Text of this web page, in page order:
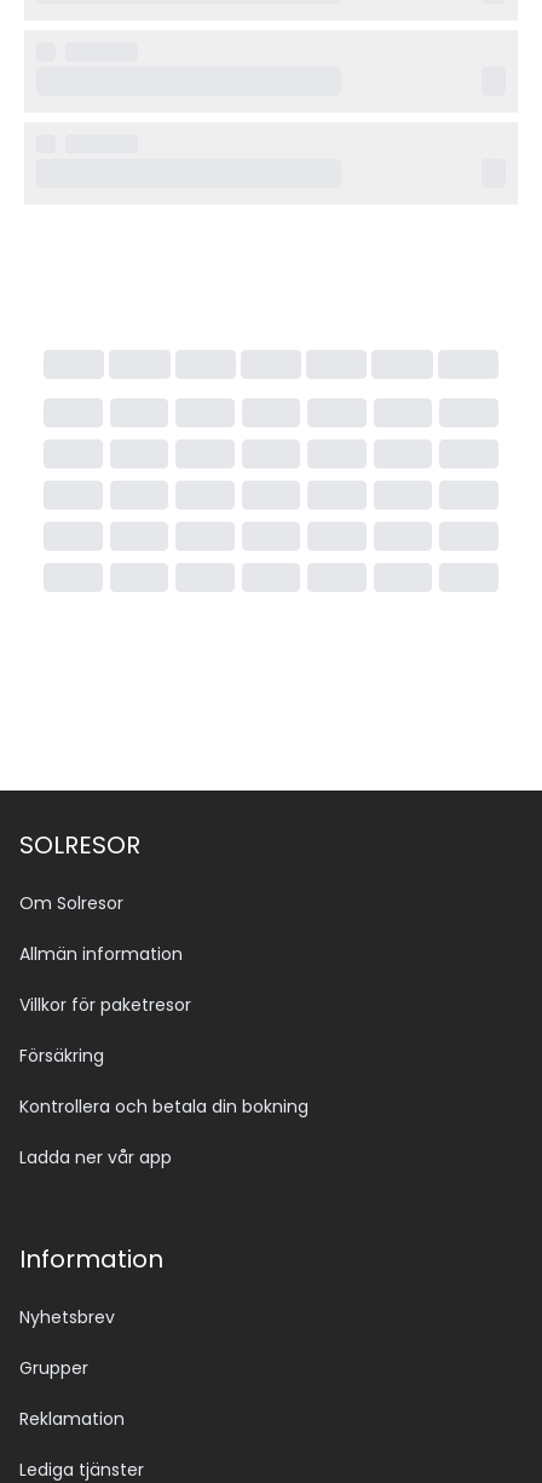
SOLRESOR
Om Solresor
Allmän information
Villkor för paketresor
Försäkring
Kontrollera och betala din bokning
Ladda ner vår app
Information
Nyhetsbrev
Grupper
Reklamation
Lediga tjänster